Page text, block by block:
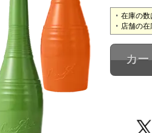
在庫の数
店舗の在
カー